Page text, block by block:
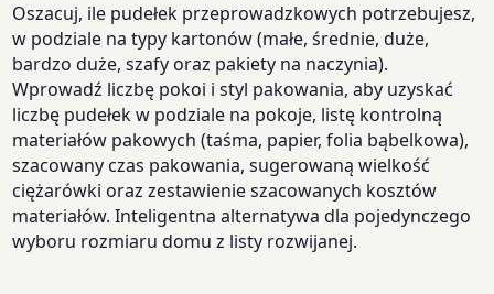
Oszacuj, ile pudełek przeprowadzkowych potrzebujesz,
w podziale na typy kartonów (małe, średnie, duże,
bardzo duże, szafy oraz pakiety na naczynia).
Wprowadź liczbę pokoi i styl pakowania, aby uzyskać
liczbę pudełek w podziale na pokoje, listę kontrolną
materiałów pakowych (taśma, papier, folia bąbelkowa),
szacowany czas pakowania, sugerowaną wielkość
ciężarówki oraz zestawienie szacowanych kosztów
materiałów. Inteligentna alternatywa dla pojedynczego
wyboru rozmiaru domu z listy rozwijanej.